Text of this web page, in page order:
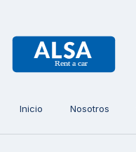
Inicio Nosotros